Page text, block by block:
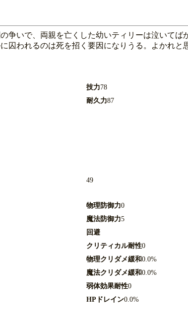
争いで、両親を亡くした幼いティリーは泣いて
囚われるのは死を招く要因になりうる。よかれと
技力78
耐久力87
49
物理防御力0
魔法防御力5
回避
クリティカル耐性0
物理クリダメ緩和0.0%
魔法クリダメ緩和0.0%
弱体効果耐性0
HPドレイン0.0%